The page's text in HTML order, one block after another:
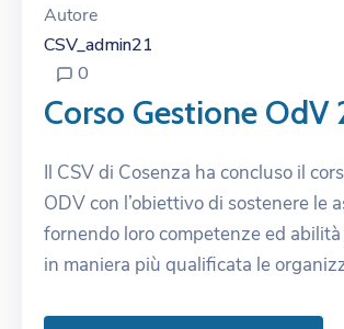
Autore
CSV_admin21
0
Corso Gestione OdV
Il CSV di Cosenza ha concluso il
ODV con l’obiettivo di sostenere le
fornendo loro competenze ed
in maniera più qualificata le